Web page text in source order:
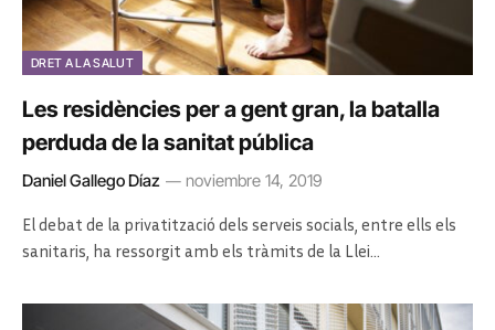
DRET A LA SALUT
Les residències per a gent gran, la batalla
perduda de la sanitat pública
Daniel Gallego Díaz noviembre 14, 2019
El debat de la privatització dels serveis socials, entre ells els
sanitaris, ha ressorgit amb els tràmits de la Llei…